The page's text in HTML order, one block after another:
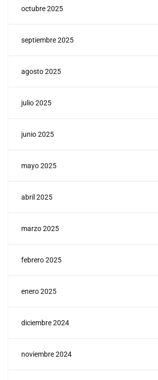
octubre 2025
septiembre 2025
agosto 2025
julio 2025
junio 2025
mayo 2025
abril 2025
marzo 2025
febrero 2025
enero 2025
diciembre 2024
noviembre 2024